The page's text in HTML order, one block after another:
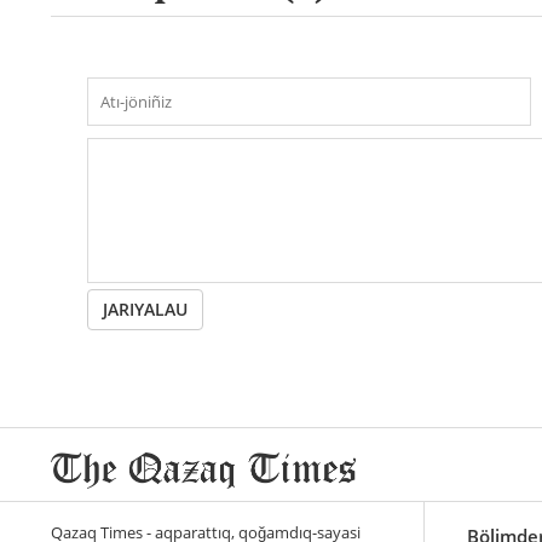
JARIYALAU
Qazaq Times - aqparattıq, qoğamdıq-sayasi